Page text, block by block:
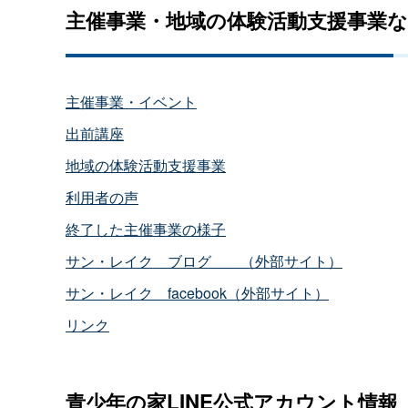
主催事業・地域の体験活動支援事業
主催事業・イベント
出前講座
地域の体験活動支援事業
利用者の声
終了した主催事業の様子
サン・レイ ク ブログ
（外部サイト）
サン・レイ ク facebook（外部サイト）
リンク
青少年の家LINE公式アカウント情報